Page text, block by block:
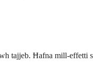
tajjeb. Ħafna mill-